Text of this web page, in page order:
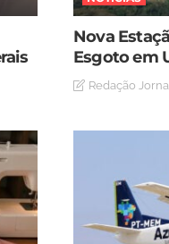
Nova
Esgoto em
Redação